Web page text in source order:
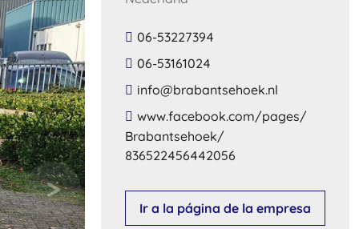
06-53227394
06-53161024
​info​@​brabantsehoek​.​nl​
​www​.​facebook​.​com​/​pages​/​
Brabantsehoek​/​
836522456442056​
Ir a la página de la empresa